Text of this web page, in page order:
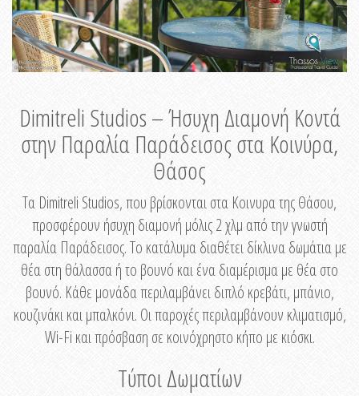
Dimitreli Studios – Ήσυχη Διαμονή Κοντά
στην Παραλία Παράδεισος στα Κοινύρα,
Θάσος
Τα Dimitreli Studios, που βρίσκονται στα Κοινυρα της Θάσου,
προσφέρουν ήσυχη διαμονή μόλις 2 χλμ από την γνωστή
παραλία Παράδεισος. Το κατάλυμα διαθέτει δίκλινα δωμάτια με
θέα στη θάλασσα ή το βουνό και ένα διαμέρισμα με θέα στο
βουνό. Κάθε μονάδα περιλαμβάνει διπλό κρεβάτι, μπάνιο,
κουζινάκι και μπαλκόνι. Οι παροχές περιλαμβάνουν κλιματισμό,
Wi-Fi και πρόσβαση σε κοινόχρηστο κήπο με κιόσκι.
Τύποι Δωματίων